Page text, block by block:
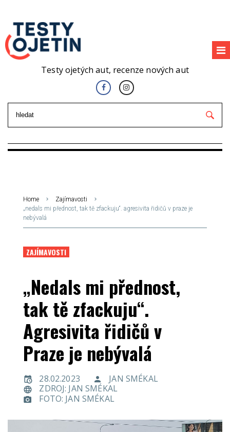
Testy ojetých aut, recenze nových aut
Home
Zajímavosti
„nedals mi přednost, tak tě zfackuju“. agresivita řidičů v praze je
nebývalá
ZAJÍMAVOSTI
„Nedals mi přednost,
tak tě zfackuju“.
Agresivita řidičů v
Praze je nebývalá
28.02.2023
JAN SMÉKAL
ZDROJ: JAN SMÉKAL
FOTO: JAN SMÉKAL